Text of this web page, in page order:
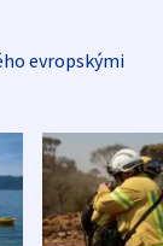
evropskými